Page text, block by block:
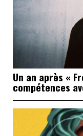
Un an après «
compétences